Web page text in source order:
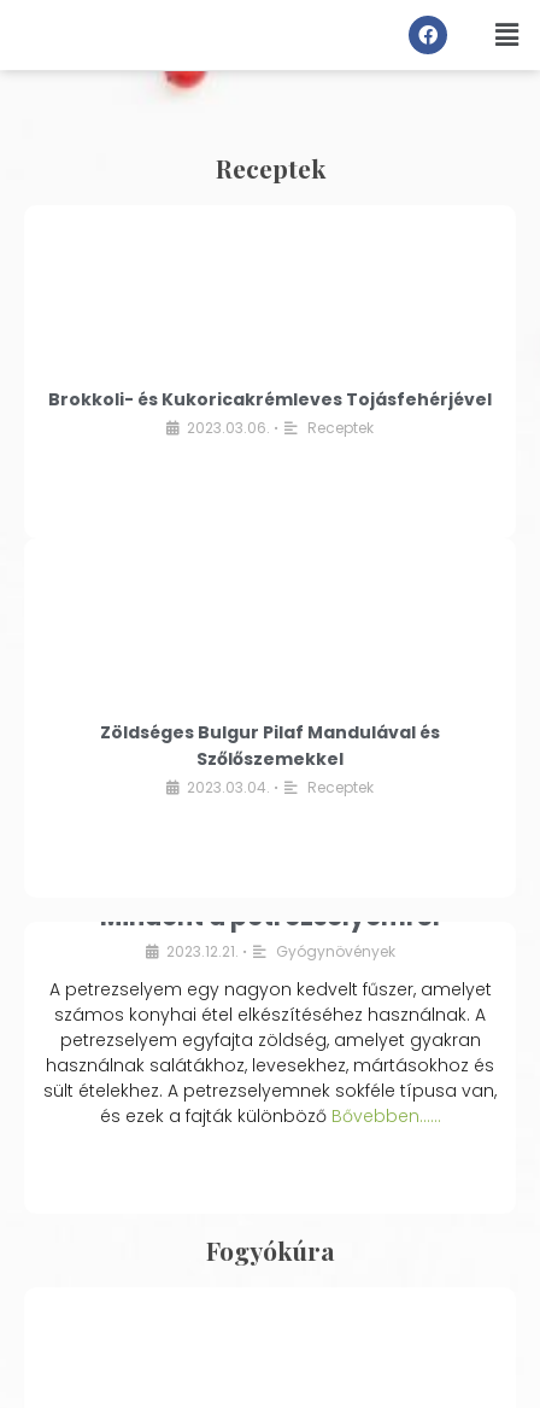
Receptek
Brokkoli- és Kukoricakrémleves Tojásfehérjével
2023.03.06. • Receptek
Zöldséges Bulgur Pilaf Mandulával és
Szőlőszemekkel
2023.03.04. • Receptek
Mindent a petrezselyemről
2023.12.21. • Gyógynövények
A petrezselyem egy nagyon kedvelt fűszer, amelyet
számos konyhai étel elkészítéséhez használnak. A
petrezselyem egyfajta zöldség, amelyet gyakran
használnak salátákhoz, levesekhez, mártásokhoz és
sült ételekhez. A petrezselyemnek sokféle típusa van,
és ezek a fajták különbözőBővebben...…
Fogyókúra